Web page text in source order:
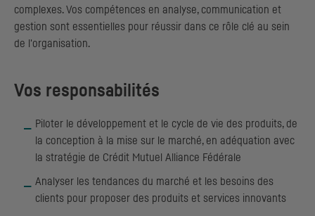
complexes. Vos compétences en analyse, communication et
gestion sont essentielles pour réussir dans ce rôle clé au sein
de l'organisation.
Vos responsabilités
Piloter le développement et le cycle de vie des produits, de
la conception à la mise sur le marché, en adéquation avec
la stratégie de Crédit Mutuel Alliance Fédérale
Analyser les tendances du marché et les besoins des
clients pour proposer des produits et services innovants